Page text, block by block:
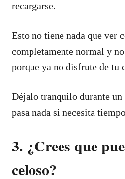
recargarse.
Esto no tiene nada que ver
completamente normal y
porque ya no disfrute de tu
Déjalo tranquilo durante
pasa nada si necesita
3. ¿Crees que
celoso?